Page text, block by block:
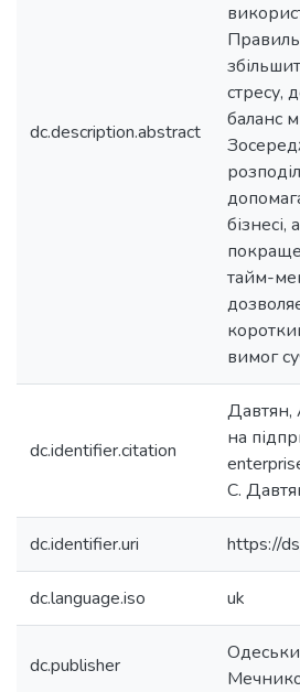
dc.description.abstract
стресу,
баланс
тайм-
вимог
dc.identifier.citation
Давтян,
на
С.
dc.identifier.uri https://
dc.language.iso uk
dc.publisher